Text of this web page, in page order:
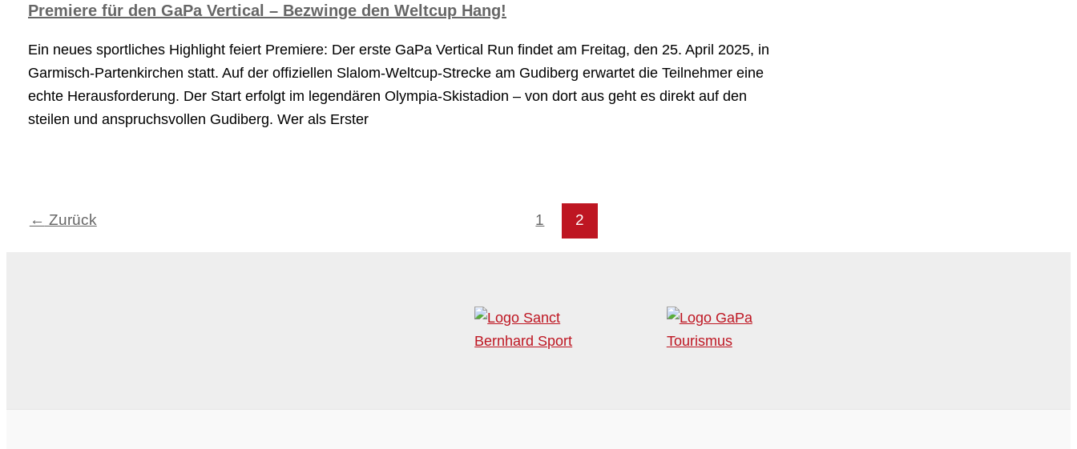
Premiere für den GaPa Vertical – Bezwinge den Weltcup Hang!
Ein neues sportliches Highlight feiert Premiere: Der erste GaPa Vertical Run findet am Freitag, den 25. April 2025, in
Garmisch-Partenkirchen statt. Auf der offiziellen Slalom-Weltcup-Strecke am Gudiberg erwartet die Teilnehmer eine
echte Herausforderung. Der Start erfolgt im legendären Olympia-Skistadion – von dort aus geht es direkt auf den
steilen und anspruchsvollen Gudiberg. Wer als Erster
← Zurück 1 2